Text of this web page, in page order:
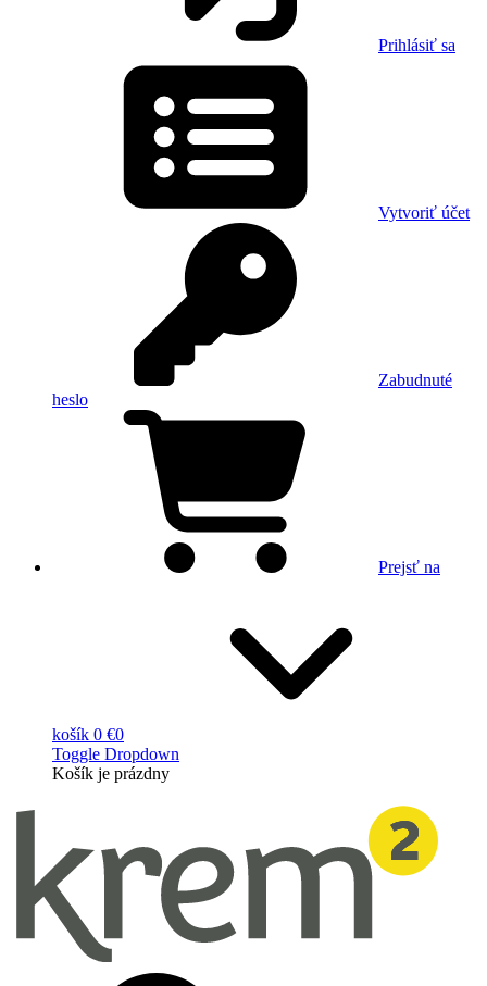
Prihlásiť sa
Vytvoriť účet
Zabudnuté
heslo
Prejsť na
košík 0 €0
Toggle Dropdown
Košík je prázdny